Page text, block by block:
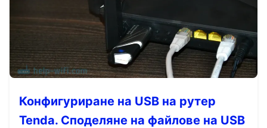
Конфигуриране на USB на рутер
Tenda. Споделяне на файлове на USB